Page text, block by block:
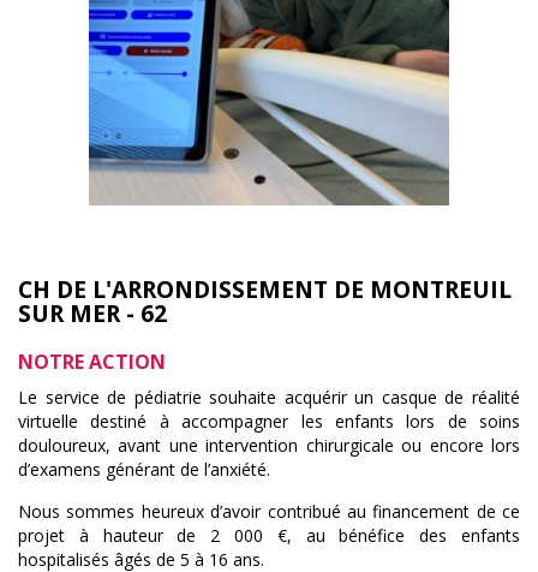
CH DE L'ARRONDISSEMENT DE MONTREUIL
SUR MER - 62
NOTRE ACTION
Le service de pédiatrie souhaite acquérir un casque de réalité
virtuelle destiné à accompagner les enfants lors de soins
douloureux, avant une intervention chirurgicale ou encore lors
d’examens générant de l’anxiété.
Nous sommes heureux d’avoir contribué au financement de ce
projet à hauteur de 2 000 €, au bénéfice des enfants
hospitalisés âgés de 5 à 16 ans.